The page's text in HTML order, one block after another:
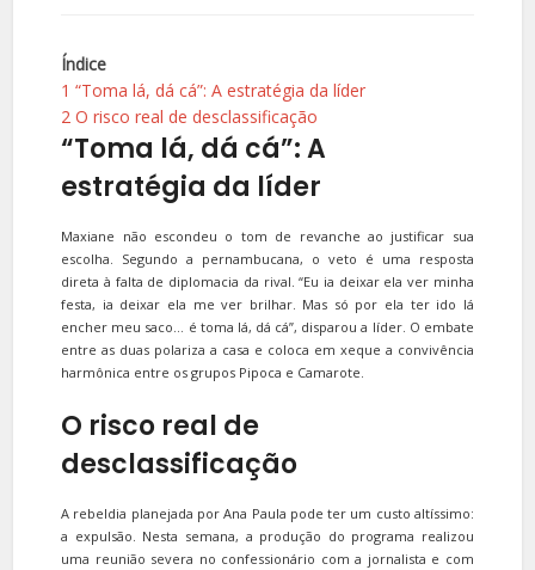
Índice
1 “Toma lá, dá cá”: A estratégia da líder
2 O risco real de desclassificação
“Toma lá, dá cá”: A
estratégia da líder
Maxiane não escondeu o tom de revanche ao justificar sua
escolha. Segundo a pernambucana, o veto é uma resposta
direta à falta de diplomacia da rival. “Eu ia deixar ela ver minha
festa, ia deixar ela me ver brilhar. Mas só por ela ter ido lá
encher meu saco… é toma lá, dá cá”, disparou a líder. O embate
entre as duas polariza a casa e coloca em xeque a convivência
harmônica entre os grupos Pipoca e Camarote.
O risco real de
desclassificação
A rebeldia planejada por Ana Paula pode ter um custo altíssimo:
a expulsão. Nesta semana, a produção do programa realizou
uma reunião severa no confessionário com a jornalista e com